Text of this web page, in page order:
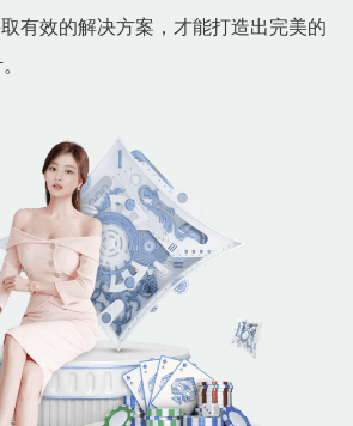
有效的解决方案，才能打造出完美的